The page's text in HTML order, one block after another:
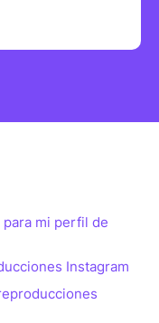
mi perfil de
Instagram